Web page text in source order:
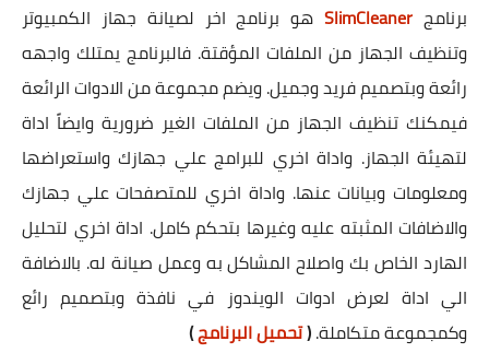
برنامج SlimCleanerهو برنامج اخر لصيانة جهاز الكمبيوتر
وتنظيف الجهاز من الملفات المؤقتة. فالبرنامج يمتلك واجهه
رائعة وبتصميم فريد وجميل. ويضم مجموعة من الادوات الرائعة
فيمكنك تنظيف الجهاز من الملفات الغير ضرورية وايضاً اداة
لتهيئة الجهاز. واداة اخري للبرامج علي جهازك واستعراضها
ومعلومات وبيانات عنها. واداة اخري للمتصفحات علي جهازك
والاضافات المثبته عليه وغيرها بتحكم كامل. اداة اخري لتحليل
الهارد الخاص بك واصلاح المشاكل به وعمل صيانة له. بالاضافة
الي اداة لعرض ادوات الويندوز في نافذة وبتصميم رائع
وكمجموعة متكاملة.(تحميل البرنامج)